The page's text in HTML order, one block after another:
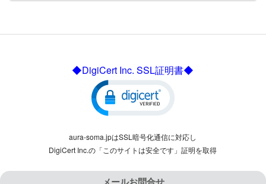
◆DigiCert Inc. SSL証明書◆
aura-soma.jpはSSL暗号化通信に対応し
DigiCert Inc.の「このサイトは安全です」証明を取得
メールお問合せ